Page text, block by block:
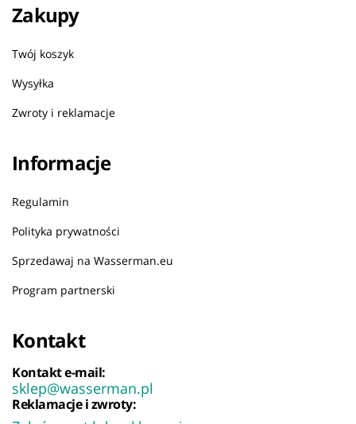
Zakupy
Twój koszyk
Wysyłka
Zwroty i reklamacje
Informacje
Regulamin
Polityka prywatności
Sprzedawaj na Wasserman.eu
Program partnerski
Kontakt
Kontakt e-mail:
sklep@wasserman.pl
Reklamacje i zwroty: